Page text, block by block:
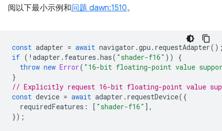
阅以下最小示例和问题 dawn:1510。
const adapter = await navigator .gpu . requestAdapter
if ( ! adapter . features .has( "shader-f16" ))
{
throw new Error( "16-bit floating-point value
}
// Explicitly request 16-bit floating-point value
const device = await adapter . requestDevice({
requiredFeatures : [ "shader-f16" ],
});